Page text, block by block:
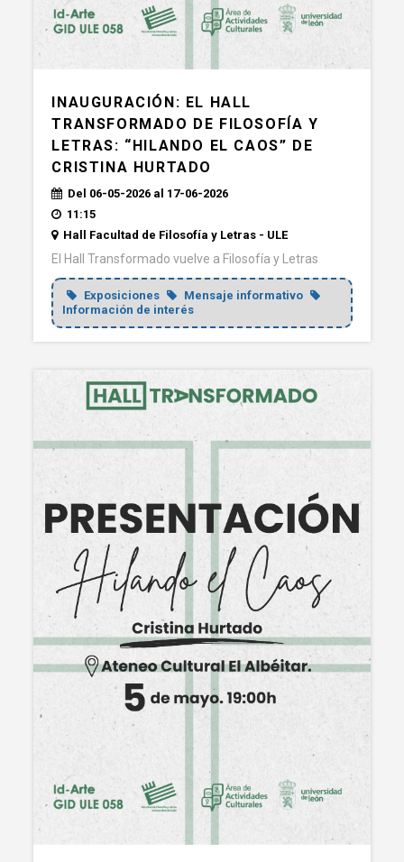
INAUGURACIÓN: EL HALL
TRANSFORMADO DE FILOSOFÍA Y
LETRAS: “HILANDO EL CAOS” DE
CRISTINA HURTADO
Del 06-05-2026 al 17-06-2026
11:15
Hall Facultad de Filosofía y Letras - ULE
El Hall Transformado vuelve a Filosofía y Letras
Exposiciones
Mensaje informativo
Información de interés